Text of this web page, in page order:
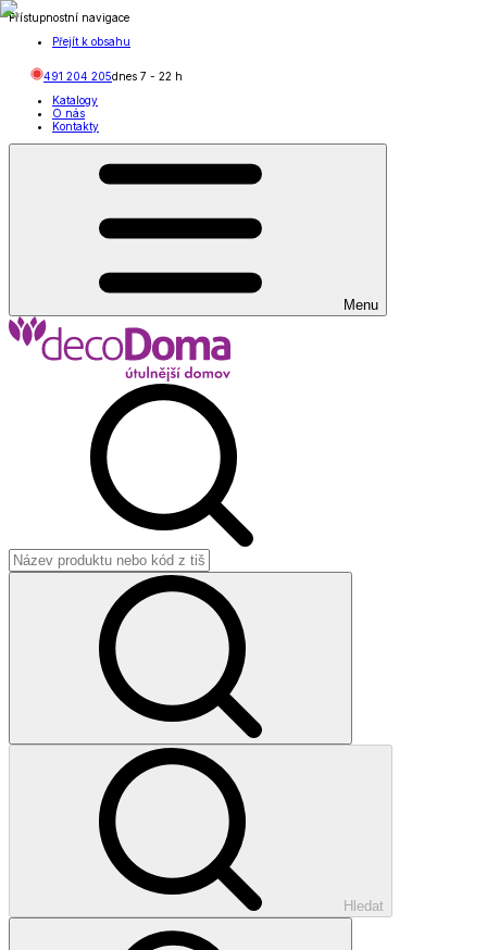
Přístupnostní navigace
Přejít k obsahu
491 204 205dnes 7 - 22 h
Katalogy
O nás
Kontakty
Menu
Hledat